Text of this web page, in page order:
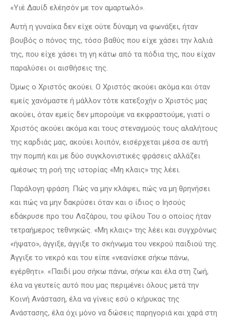
«Υιέ Δαυίδ ελέησόν με τον αμαρτωλό».
Αυτή η γυναίκα δεν είχε ούτε δύναμη να φωνάξει, ήταν
βουβός ο πόνος της, τόσο βαθύς που είχε χάσει την λαλιά
της, που είχε χάσει τη γη κάτω από τα πόδια της, που είχαν
παραλύσει οι αισθήσεις της.
Όμως ο Χριστός ακούει. Ο Χριστός ακούει ακόμα και όταν
εμείς χανόμαστε ή μάλλον τότε κατεξοχήν ο Χριστός μας
ακούει, όταν εμείς δεν μπορούμε να εκφραστούμε, γιατί ο
Χριστός ακούει ακόμα και τους στεναγμούς τους αλαλήτους
της καρδιάς μας, ακούει λοιπόν, εισέρχεται μέσα σε αυτή
την πομπή και με δύο συγκλονιστικές φράσεις αλλάζει
αμέσως τη ροή της ιστορίας «Μη κλαις» της λέει.
Παράλογη φράση. Πώς να μην κλάψει, πώς να μη θρηνήσει
και πώς να μην δακρύσει όταν και ο ίδιος ο Ιησούς
εδάκρυσε προ του Λαζάρου, του φίλου Του ο οποίος ήταν
τετραήμερος τεθνηκώς. «Μη κλαις» της λέει και συγχρόνως
«ήψατο», άγγιξε, άγγιξε το σκήνωμα του νεκρού παιδιού της.
Άγγιξε το νεκρό και του είπε «νεανίσκε σήκω πάνω,
εγέρθητι». «Παιδί μου σήκω πάνω, σήκω και έλα στη ζωή,
έλα να γευτείς αυτό που μας περιμένει όλους μετά την
Κοινή Ανάσταση, έλα να γίνεις εσύ ο κήρυκας της
Ανάστασης, έλα όχι μόνο να δώσεις παρηγοριά και χαρά στη